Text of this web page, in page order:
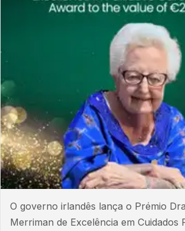
O governo irlandês lança o Prémio
Merriman de Excelência em Cuidados